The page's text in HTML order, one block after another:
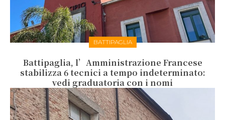
BATTIPAGLIA
Battipaglia, l’Amministrazione Francese
stabilizza 6 tecnici a tempo indeterminato:
vedi graduatoria con i nomi